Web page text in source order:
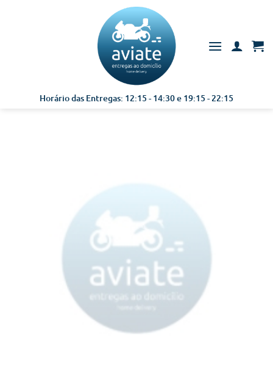
Horário das Entregas: 12:15 - 14:30 e 19:15 - 22:15